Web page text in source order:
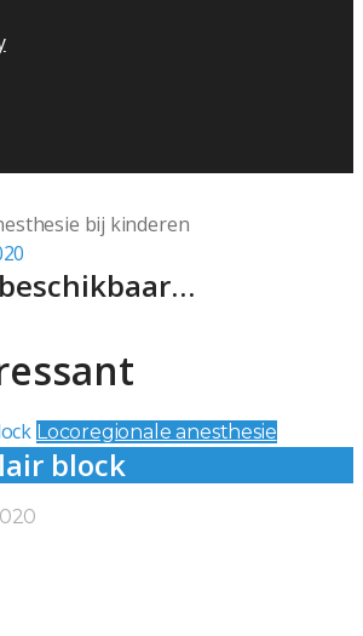
Locoregionale anesthesie
block